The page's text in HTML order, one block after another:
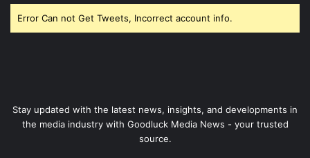
Error Can not Get Tweets, Incorrect account info.
Stay updated with the latest news, insights, and developments in
the media industry with Goodluck Media News - your trusted
source.